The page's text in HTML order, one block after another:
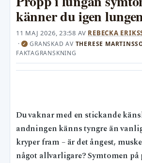
känner du igen
11 MAJ 2026, 23:58 AV REBECKA
·✓ GRANSKAD AV THERESE
FAKTAGRANSKNING
Du vaknar med en stickande
andningen känns tyngre än
kryper fram – är det ångest,
något allvarligare? Symtomen